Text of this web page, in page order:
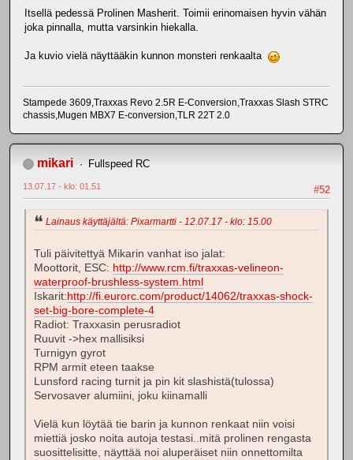
Itsellä pedessä Prolinen Masherit. Toimii erinomaisen hyvin vähän
joka pinnalla, mutta varsinkin hiekalla.
Ja kuvio vielä näyttääkin kunnon monsteri renkaalta
Stampede 3609,Traxxas Revo 2.5R E-Conversion,Traxxas Slash STRC
chassis,Mugen MBX7 E-conversion,TLR 22T 2.0
mikari Fullspeed RC
#52
13.07.17 - klo: 01.51
Lainaus käyttäjältä: Pixarmartti - 12.07.17 - klo: 15.00
Tuli päivitettyä Mikarin vanhat iso jalat:
Moottorit, ESC: http://www.rcm.fi/traxxas-velineon-
waterproof-brushless-system.html
Iskarit: http://fi.eurorc.com/product/14062/traxxas-shock-
set-big-bore-complete-4
Radiot: Traxxasin perusradiot
Ruuvit ->hex mallisiksi
Turnigyn gyrot
RPM armit eteen taakse
Lunsford racing turnit ja pin kit slashistä(tulossa)
Servosaver alumiini, joku kiinamalli
Vielä kun löytää tie barin ja kunnon renkaat niin voisi
miettiä josko noita autoja testasi..mitä prolinen rengasta
suosittelisitte, näyttää noi aluperäiset niin onnettomilta